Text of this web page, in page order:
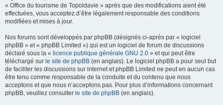
« Office du tourisme de Topoldavie » après que des modifications aient été
effectuées, vous acceptez d’être légalement responsable des conditions
modifiées et mises à jour.
Nos forums sont développés par phpBB (désignés ci-après par « logiciel
phpBB » et « phpBB Limited ») qui est un logiciel de forum de discussions
déclaré sous la « licence publique générale GNU 2.0 » et qui peut être
téléchargé sur le site de phpBB (en anglais). Le logiciel phpBB a pour seul but
de faciliter les discussions sur internet et phpBB Limited ne peut en aucun cas
être tenu comme responsable de la conduite et du contenu que nous
acceptons et que nous n’acceptons pas. Pour plus d’informations concernant
phpBB, veuillez consulter le site de phpBB (en anglais).